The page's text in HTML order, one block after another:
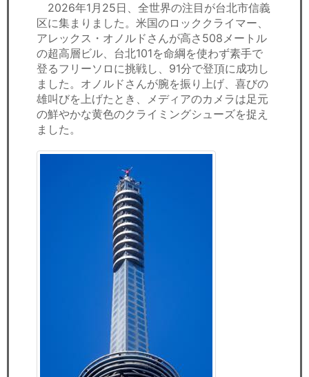
労務顧問
ＩＴ
飲食店情報
2026年1月25日、全世界の注目が台北市信義
区に集まりました。米国のロッククライマー、
アレックス・オノルドさんが高さ508メートル
の超高層ビル、台北101を命綱を使わず素手で
登るフリーソロに挑戦し、91分で登頂に成功し
ました。オノルドさんが腕を振り上げ、喜びの
雄叫びを上げたとき、メディアのカメラは足元
の鮮やかな黄色のクライミングシューズを捉え
ました。